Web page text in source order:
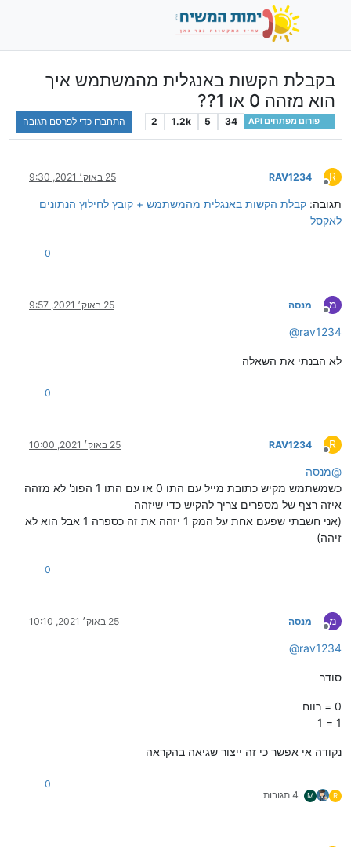
בקבלת הקשות באנגלית מהמשתמש איך
הוא מזהה 0 או 1??
פורום מפתחים API 34
5
1.2k
2 התחברו כדי לפרסם תגובה
R
מנותק
RAV1234 25 באוק׳ 2021, 9:30
תגובה: קבלת הקשות באנגלית מהמשתמש + קובץ לחילוץ הנתונים
לאקסל
0
מ
מנותק
מנסה 25 באוק׳ 2021, 9:57
@rav1234
לא הבנתי את השאלה
0
R
מנותק
RAV1234 25 באוק׳ 2021, 10:00
@מנסה
כשמשתמש מקיש כתובת מייל עם התו 0 או עם התו 1 הפונ' לא מזהה
איזה רצף של מספרים צריך להקיש כדי שיזהה
(אני חשבתי שפעם אחת על המק 1 יזהה את זה כספרה 1 אבל הוא לא
זיהה)
0
מ
מנותק
מנסה 25 באוק׳ 2021, 10:10
@rav1234
סודר
0 = רווח
1 = 1
נקודה אי אפשר כי זה ייצור שגיאה בהקראה
R
M 4 תגובות
0